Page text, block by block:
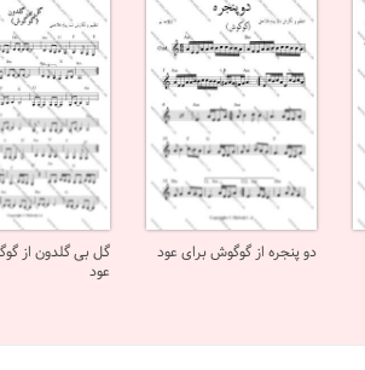
دو پنجره از گوگوش برای عود
گل بی گلدون از
عود